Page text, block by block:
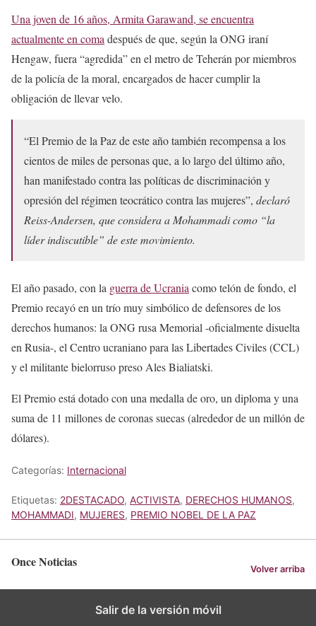
Una joven de 16 años, Armita Garawand, se encuentra
actualmente en comadespués de que, según la ONG iraní
Hengaw, fuera “agredida” en el metro de Teherán por miembros
de la policía de la moral, encargados de hacer cumplir la
obligación de llevar velo.
“El Premio de la Paz de este año también recompensa a los
cientos de miles de personas que, a lo largo del último año,
han manifestado contra las políticas de discriminación y
opresión del régimen teocrático contra las mujeres”, declaró
Reiss-Andersen, que considera a Mohammadi como “la
líder indiscutible” de este movimiento.
El año pasado, con la guerra de Ucraniacomo telón de fondo, el
Premio recayó en un trío muy simbólico de defensores de los
derechos humanos: la ONG rusa Memorial -oficialmente disuelta
en Rusia-, el Centro ucraniano para las Libertades Civiles (CCL)
y el militante bielorruso preso Ales Bialiatski.
El Premio está dotado con una medalla de oro, un diploma y una
suma de 11 millones de coronas suecas (alrededor de un millón de
dólares).
Categorías: Internacional
Etiquetas: 2DESTACADO, ACTIVISTA, DERECHOS HUMANOS,
MOHAMMADI, MUJERES, PREMIO NOBEL DE LA PAZ
Once Noticias Volver arriba
Salir de la versión móvil